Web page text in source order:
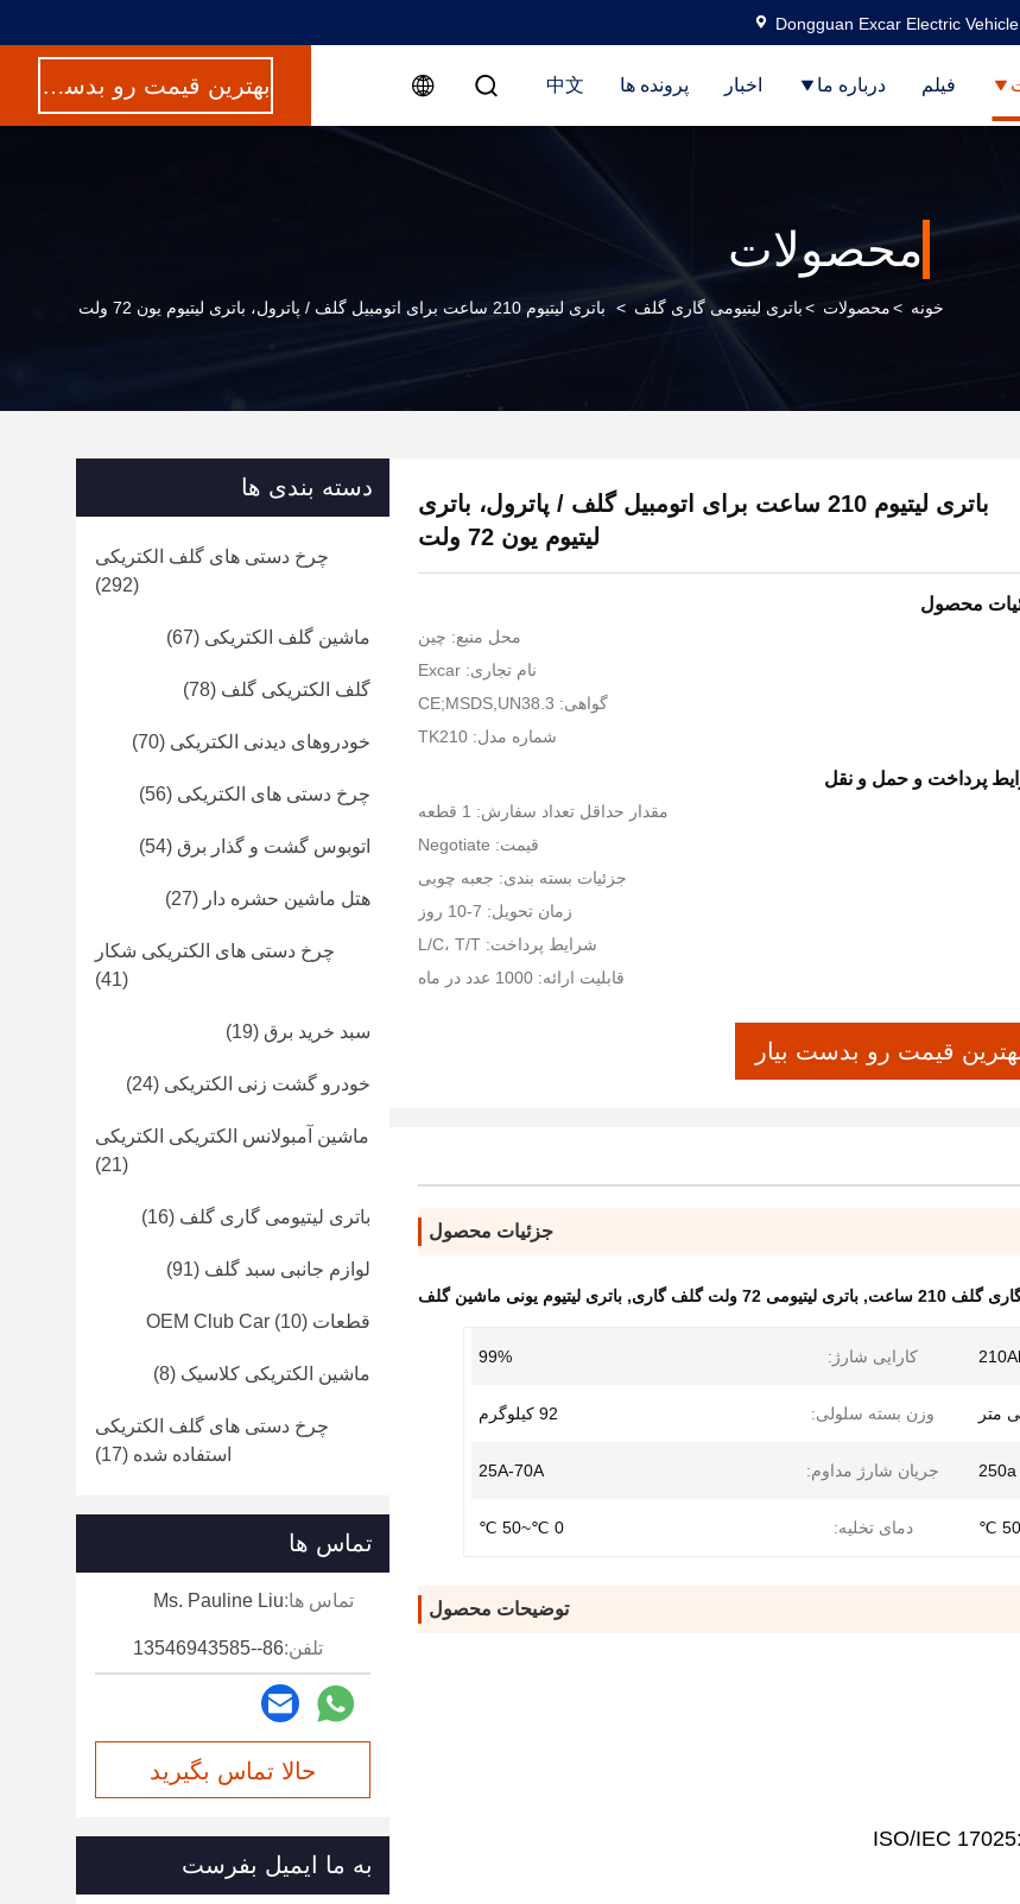
Dongguan Excar Electric
فیلم درباره ما اخبار پرونده ها 中文 بهترین قیمت رو بدست بیار
محصولات
خونه >محصولات >باتری لیتیومی گاری گلف > باتری لیتیوم 210 ساعت برای اتومبیل گلف / پاترول، باتری لیتیوم یون 72 ولت
باتری لیتیوم 210 ساعت برای اتومبیل گلف / پاترول، باتری
لیتیوم یون 72 ولت
محصول
محل منبع: چین
نام تجاری: Excar
گواهی: CE;MSDS,UN38.3
شماره مدل: TK210
پرداخت و حمل و نقل
مقدار حداقل تعداد سفارش: 1 قطعه
قیمت: Negotiate
جزئیات بسته بندی: جعبه چوبی
زمان تحویل: 7-10 روز
شرایط پرداخت: L/C، T/T
قابلیت ارائه: 1000 عدد در ماه
قیمت رو بدست بیار
جزئیات محصول
210 ساعت , باتری لیتیومی 72 ولت گلف گاری , باتری لیتیوم یونی ماشین گلف
کارایی شارژ: 99%
وزن بسته سلولی: 92 کیلوگرم
250a جریان شارژ مداوم: 25A-70A
دمای تخلیه: 0 ℃~50 ℃
توضیحات محصول
دسته بندی ها
چرخ دستی های گلف الکتریکی
(292)
ماشین گلف الکتریکی (67)
گلف الکتریکی گلف (78)
خودروهای دیدنی الکتریکی (70)
چرخ دستی های الکتریکی (56)
اتوبوس گشت و گذار برق (54)
هتل ماشین حشره دار (27)
چرخ دستی های الکتریکی شکار
(41)
سبد خرید برق (19)
خودرو گشت زنی الکتریکی (24)
ماشین آمبولانس الکتریکی الکتریکی
(21)
باتری لیتیومی گاری گلف (16)
لوازم جانبی سبد گلف (91)
قطعات OEM Club Car (10)
ماشین الکتریکی کلاسیک (8)
چرخ دستی های گلف الکتریکی
استفاده شده (17)
تماس ها
تماس ها:Ms. Pauline Liu
تلفن:86--13546943585
حالا تماس بگیرید
به ما ایمیل بفرست